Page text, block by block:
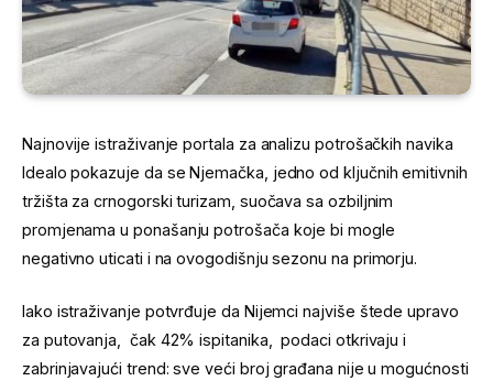
Najnovije istraživanje portala za analizu potrošačkih navika
Idealo pokazuje da se Njemačka, jedno od ključnih emitivnih
tržišta za crnogorski turizam, suočava sa ozbiljnim
promjenama u ponašanju potrošača koje bi mogle
negativno uticati i na ovogodišnju sezonu na primorju.
Iako istraživanje potvrđuje da Nijemci najviše štede upravo
za putovanja, čak 42% ispitanika, podaci otkrivaju i
zabrinjavajući trend: sve veći broj građana nije u mogućnosti